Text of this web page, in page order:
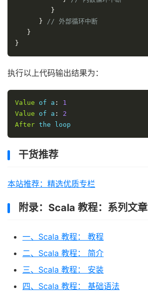
}
}
// 外部循环中断
}
}
执行以上代码输出结果为：
Value of a :
1
Value of a :
2
After the loop
干货推荐
本站推荐：精选优质专栏
附录：Scala 教程：系列文章
一、Scala 教程： 教程
二、Scala 教程： 简介
三、Scala 教程： 安装
四、Scala 教程： 基础语法